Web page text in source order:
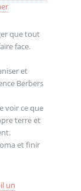
que tout
face.
et
Berbers
voir ce que
terre et
et finir
un